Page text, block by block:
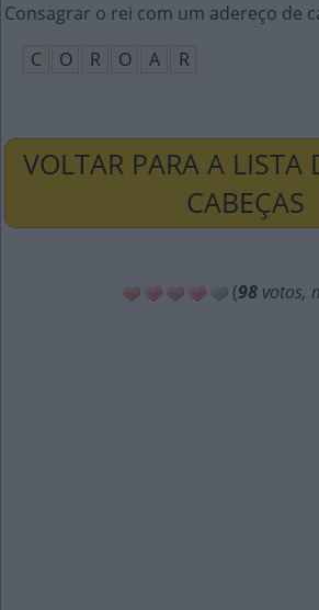
Consagrar o rei com um adereço de
C
O R O A R
VOLTAR PARA A LISTA
CABEÇAS
(98 votos,